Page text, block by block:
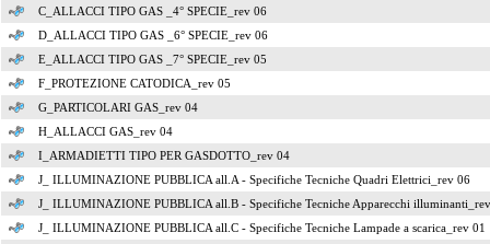
C_ALLACCI TIPO GAS _4° SPECIE_rev 06
D_ALLACCI TIPO GAS _6° SPECIE_rev 06
E_ALLACCI TIPO GAS _7° SPECIE_rev 05
F_PROTEZIONE CATODICA_rev 05
G_PARTICOLARI GAS_rev 04
H_ALLACCI GAS_rev 04
I_ARMADIETTI TIPO PER GASDOTTO_rev 04
J_ ILLUMINAZIONE PUBBLICA all.A - Specifiche Tecniche Quadri Elettrici_rev 06
J_ ILLUMINAZIONE PUBBLICA all.B - Specifiche Tecniche Apparecchi
J_ ILLUMINAZIONE PUBBLICA all.C - Specifiche Tecniche Lampade a scarica_rev 01